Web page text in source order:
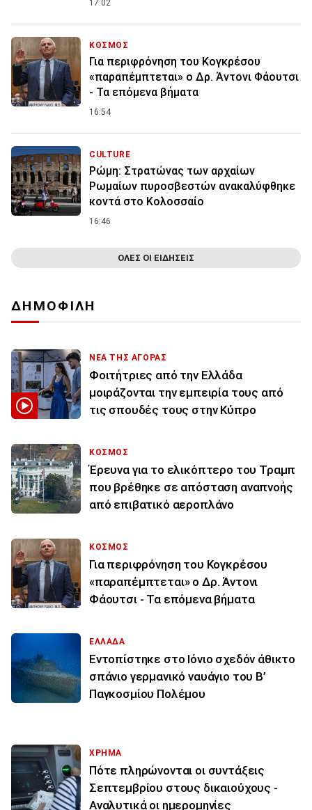
17:02
ΚΟΣΜΟΣ
Για περιφρόνηση του Κογκρέσου
«παραπέμπτεται» ο Δρ. Άντονι Φάουτσι
- Τα επόμενα βήματα
16:54
CULTURE
Ρώμη: Στρατώνας των αρχαίων
Ρωμαίων πυροσβεστών ανακαλύφθηκε
κοντά στο Κολοσσαίο
16:46
ΟΛΕΣ ΟΙ ΕΙΔΗΣΕΙΣ
ΔΗΜΟΦΙΛΗ
ΝΕΑ ΤΗΣ ΑΓΟΡΑΣ
Φοιτήτριες από την Ελλάδα
μοιράζονται την εμπειρία τους από
τις σπουδές τους στην Κύπρο
ΚΟΣΜΟΣ
Έρευνα για το ελικόπτερο του Τραμπ
που βρέθηκε σε απόσταση αναπνοής
από επιβατικό αεροπλάνο
ΚΟΣΜΟΣ
Για περιφρόνηση του Κογκρέσου
«παραπέμπτεται» ο Δρ. Άντονι
Φάουτσι - Τα επόμενα βήματα
ΕΛΛΑΔΑ
Εντοπίστηκε στο Ιόνιο σχεδόν άθικτο
σπάνιο γερμανικό ναυάγιο του Β’
Παγκοσμίου Πολέμου
ΧΡΗΜΑ
Πότε πληρώνονται οι συντάξεις
Σεπτεμβρίου στους δικαιούχους -
Αναλυτικά οι ημερομηνίες